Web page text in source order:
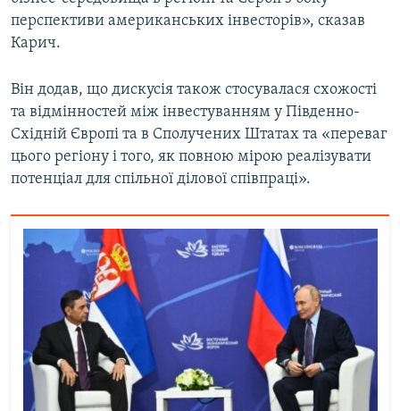
перспективи американських інвесторів», сказав
Карич.
Він додав, що дискусія також стосувалася схожості
та відмінностей між інвестуванням у Південно-
Східній Європі та в Сполучених Штатах та «переваг
цього регіону і того, як повною мірою реалізувати
потенціал для спільної ділової співпраці».